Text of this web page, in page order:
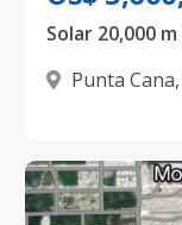
Punta Cana,